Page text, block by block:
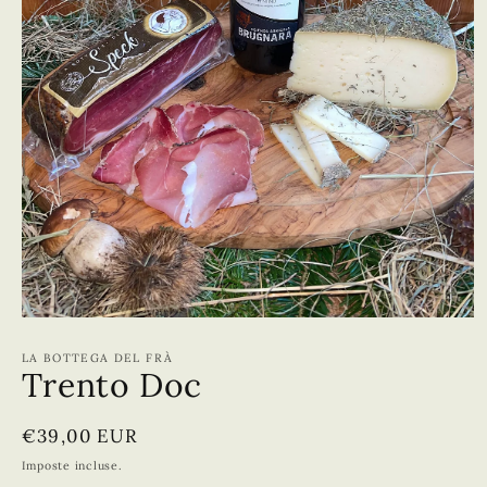
multimediali
1
in
LA BOTTEGA DEL FRÀ
Trento Doc
Prezzo
di
€39,00 EUR
Imposte incluse.